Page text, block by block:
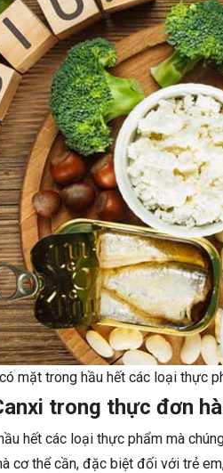
mặt trong hầu hết các loại thực
trong thực đơn
hết các loại thực phẩm mà
cơ thể cần, đặc biệt đối với trẻ